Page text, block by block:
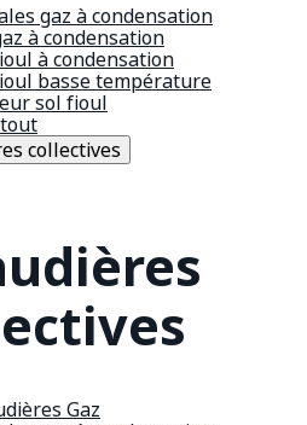
gaz à condensation
à condensation
à condensation
basse température
sol fioul
collectives
Gaz